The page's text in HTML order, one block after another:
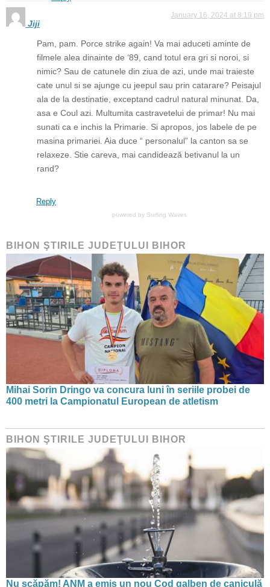
Jiji
January 16, 2024 at 8:19 pm
Pam, pam. Porce strike again! Va mai aduceti aminte de
filmele alea dinainte de ‘89, cand totul era gri si noroi, si
nimic? Sau de catunele din ziua de azi, unde mai traieste
cate unul si se ajunge cu jeepul sau prin catarare? Peisajul
ala de la destinatie, exceptand cadrul natural minunat. Da,
asa e Coul azi. Multumita castravetelui de primar! Nu mai
sunati ca e inchis la Primarie. Si apropos, jos labele de pe
masina primariei. Aia duce “ personalul” la canton sa se
relaxeze. Stie careva, mai candidează betivanul la un
rand?
Reply
powered by Surfing Waves
BIHON ŞTIRILE JUDEŢULUI BIHOR
Mihai Sorin Dringo va concura luni în seriile probei de
400 metri la Campionatul European de atletism
BIHON ŞTIRILE JUDEŢULUI BIHOR
Nu scăpăm! ANM a emis un nou Cod galben de caniculă